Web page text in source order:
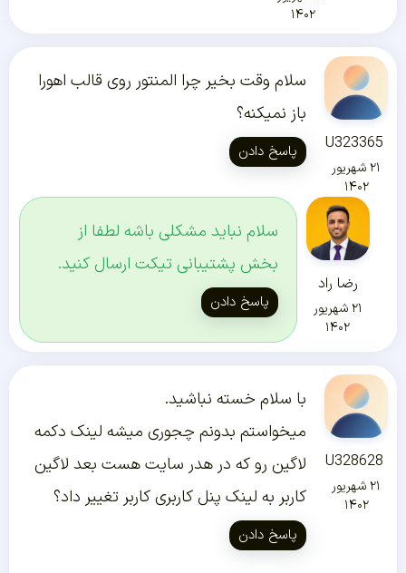
۱۴۰۲
U323365
۲۱ شهریور
۱۴۰۲
سلام وقت بخیر چرا المنتور روی قالب اهورا
باز نمیکنه؟
پاسخ دادن
رضا راد
۲۱ شهریور
۱۴۰۲
سلام نباید مشکلی باشه لطفا از
بخش پشتیبانی تیکت ارسال کنید.
پاسخ دادن
U328628
۲۱ شهریور
۱۴۰۲
با سلام خسته نباشید.
میخواستم بدونم چجوری میشه لینک دکمه
لاگین رو که در هدر سایت هست بعد لاگین
کاربر به لینک پنل کاربری کاربر تغییر داد؟
پاسخ دادن